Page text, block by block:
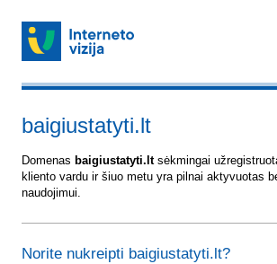
baigiustatyti.lt
Domenas baigiustatyti.ltsėkmingai
kliento vardu ir šiuo metu yra pilnai aktyvuotas
naudojimui.
Norite nukreipti baigiustatyti.lt?